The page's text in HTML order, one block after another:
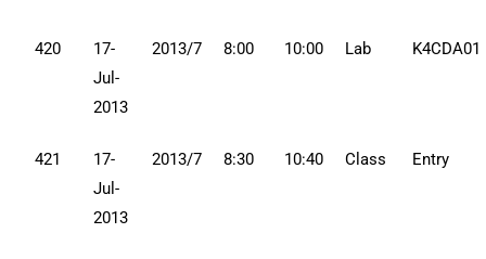
420
17-
Jul-
2013
2013/7 8:00 10:00 Lab K4CDA01
421
17-
Jul-
2013
2013/7 8:30 10:40 Class Entry